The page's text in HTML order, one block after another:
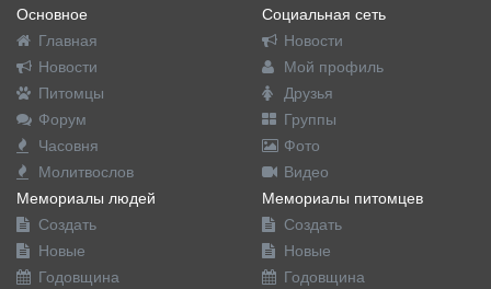
Основное
Главная
Новости
Питомцы
Форум
Часовня
Молитвослов
Социальная сеть
Новости
Мой профиль
Друзья
Группы
Фото
Видео
Мемориалы людей
Создать
Новые
Годовщина
Мемориалы питомцев
Создать
Новые
Годовщина